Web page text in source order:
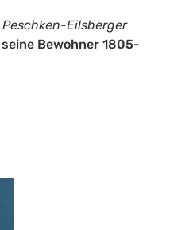
Eilsberger
Bewohner 1805-